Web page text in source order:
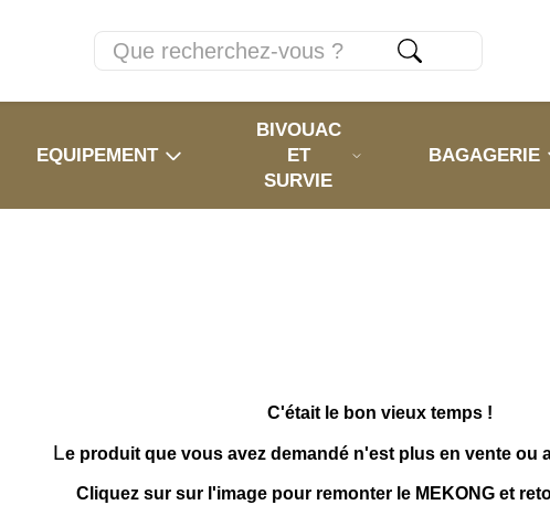
EQUIPEMENT
BIVOUAC
ET
SURVIE
BAGAGERIE
C'était le bon vieux temps !
Le produit que vous avez demandé n'est plus en vente ou
Cliquez sur sur l'image pour remonter le MEKONG et